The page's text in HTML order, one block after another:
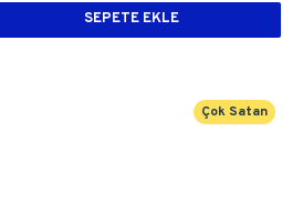
SEPETE EKLE
Çok Satan